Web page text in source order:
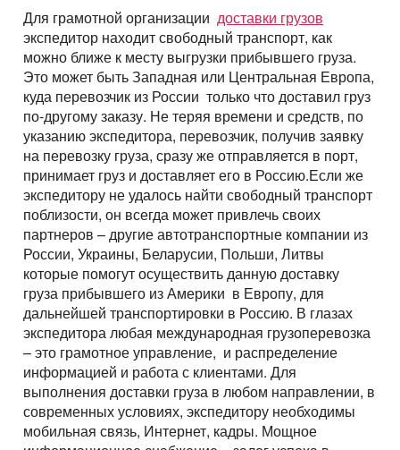
Для грамотной организации доставки грузов
экспедитор находит свободный транспорт, как
можно ближе к месту выгрузки прибывшего груза.
Это может быть Западная или Центральная Европа,
куда перевозчик из России только что доставил груз
по-другому заказу. Не теряя времени и средств, по
указанию экспедитора, перевозчик, получив заявку
на перевозку груза, сразу же отправляется в порт,
принимает груз и доставляет его в Россию.Если же
экспедитору не удалось найти свободный транспорт
поблизости, он всегда может привлечь своих
партнеров – другие автотранспортные компании из
России, Украины, Беларусии, Польши, Литвы
которые помогут осуществить данную доставку
груза прибывшего из Америки в Европу, для
дальнейшей транспортировки в Россию. В глазах
экспедитора любая международная грузоперевозка
– это грамотное управление, и распределение
информацией и работа с клиентами. Для
выполнения доставки груза в любом направлении, в
современных условиях, экспедитору необходимы
мобильная связь, Интернет, кадры. Мощное